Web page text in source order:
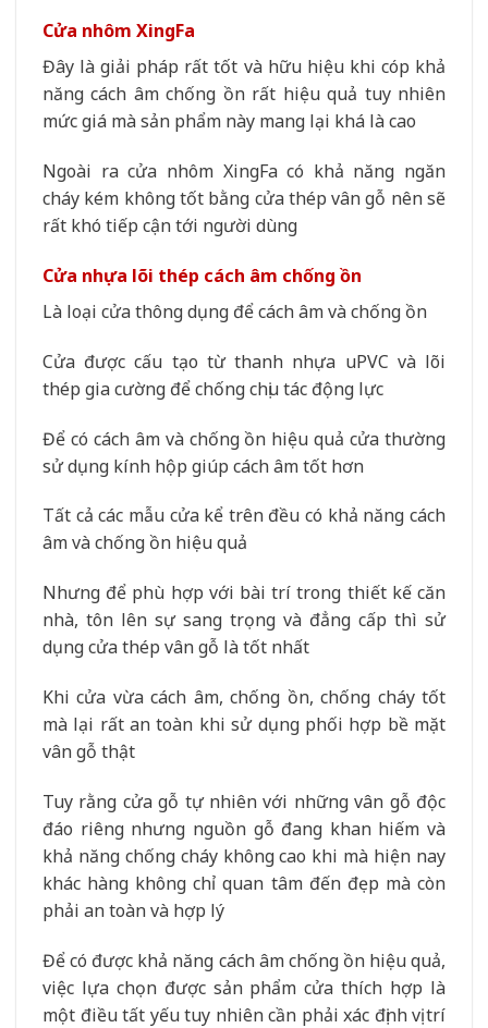
Cửa nhôm XingFa
Đây là giải pháp rất tốt và hữu hiệu khi cóp khả
năng cách âm chống ồn rất hiệu quả tuy nhiên
mức giá mà sản phẩm này mang lại khá là cao
Ngoài ra cửa nhôm XingFa có khả năng ngăn
cháy kém không tốt bằng cửa thép vân gỗ nên sẽ
rất khó tiếp cận tới người dùng
Cửa nhựa lõi thép cách âm chống ồn
Là loại cửa thông dụng để cách âm và chống ồn
Cửa được cấu tạo từ thanh nhựa uPVC và lõi
thép gia cường để chống chịu tác động lực
Để có cách âm và chống ồn hiệu quả cửa thường
sử dụng kính hộp giúp cách âm tốt hơn
Tất cả các mẫu cửa kể trên đều có khả năng cách
âm và chống ồn hiệu quả
Nhưng để phù hợp với bài trí trong thiết kế căn
nhà, tôn lên sự sang trọng và đẳng cấp thì sử
dụng cửa thép vân gỗ là tốt nhất
Khi cửa vừa cách âm, chống ồn, chống cháy tốt
mà lại rất an toàn khi sử dụng phối hợp bề mặt
vân gỗ thật
Tuy rằng cửa gỗ tự nhiên với những vân gỗ độc
đáo riêng nhưng nguồn gỗ đang khan hiếm và
khả năng chống cháy không cao khi mà hiện nay
khác hàng không chỉ quan tâm đến đẹp mà còn
phải an toàn và hợp lý
Để có được khả năng cách âm chống ồn hiệu quả,
việc lựa chọn được sản phẩm cửa thích hợp là
một điều tất yếu tuy nhiên cần phải xác định vị trí